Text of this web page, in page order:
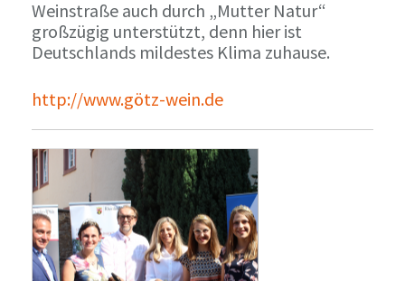
Weinstraße auch durch „Mutter Natur“
großzügig unterstützt, denn hier ist
Deutschlands mildestes Klima zuhause.
http://www.götz-wein.de